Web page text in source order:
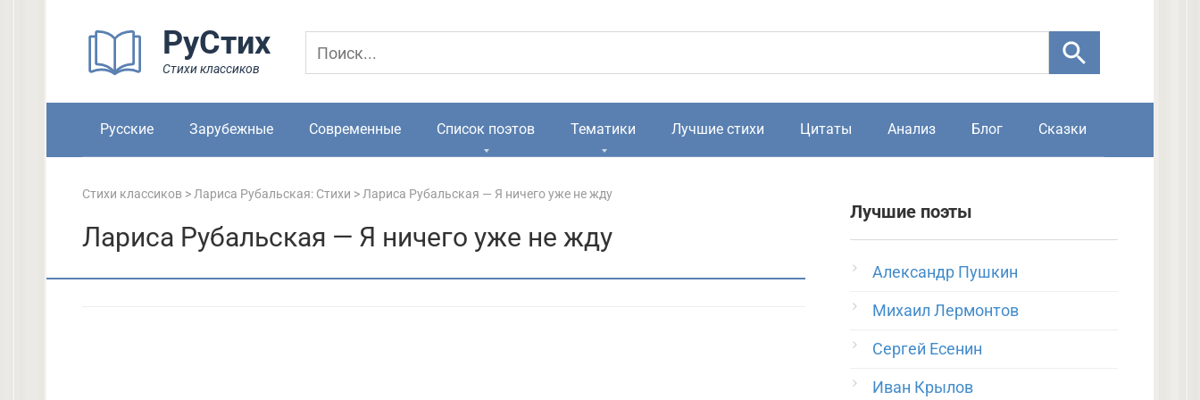
РуСтих
Стихи классиков
Русские Зарубежные Современные Список поэтов Тематики Лучшие стихи Цитаты Анализ Блог Сказки
Стихи классиков >Лариса Рубальская: Стихи >Лариса Рубальская — Я ничего уже не жду
Лариса Рубальская — Я ничего уже не жду
Лучшие поэты
Александр Пушкин
Михаил Лермонтов
Сергей Есенин
Иван Крылов